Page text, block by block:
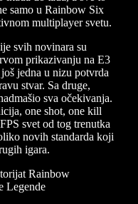
samo u Rainbow Six
multiplayer svetu.
svih novinara su
prikazivanju na E3
jedna u nizu potvrda
stvar. Sa druge,
sva očekivanja.
one shot, one kill
svet od tog trenutka
novih standarda koji
igara.